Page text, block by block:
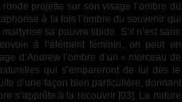
projette sur son visage l’ombre du
à la fois l’ombre du souvenir qui
sa pauvre libido. S’il n’est sans
à l’élément féminin, on peut en
d’Andrew l’ombre d’un « morceau de
qui s’empareront de lui dès le
d’une façon bien particulière, donnant
s’apprête à la recouvrir [03]. La nature